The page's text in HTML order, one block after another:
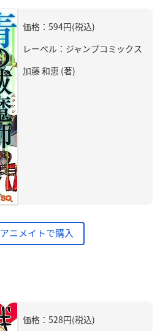
価格：594円(税込)
レーベル：ジャンプコミックス
加藤 和恵 (著)
アニメイトで購入
価格：528円(税込)